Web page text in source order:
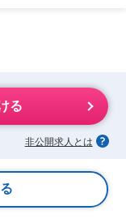
る
非公開求人とは